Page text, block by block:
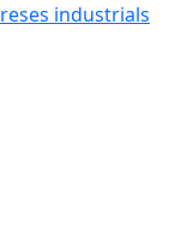
industrials